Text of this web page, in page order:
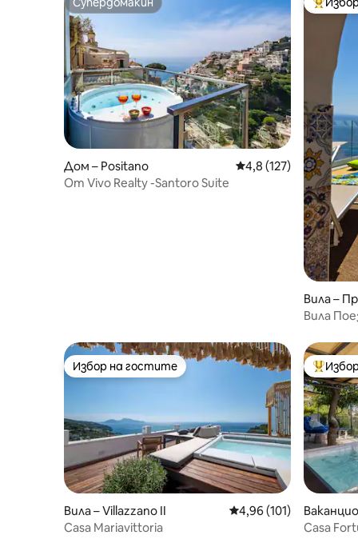
Супердомакин
Дом – Positano Средна оценка: 4,8
4,8 (127)
От Vivo Realty -Santoro Suite
Най-
Вила –
Вила
Избор на гостите
Избор на гостите
Вила – Villazzano II Средна оценка: 4,96
4,96 (101)
Casa Mariavittoria
Най-
Casa